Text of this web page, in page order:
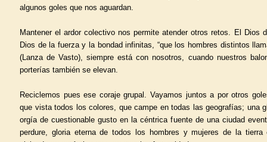
algunos goles que nos aguardan.
Mantener el ardor colectivo nos permite atender otros retos. El Dios
Dios de la fuerza y la bondad infinitas, “que los hombres distintos
(Lanza de Vasto), siempre está con nosotros, cuando nuestros
porterías también se elevan.
Reciclemos pues ese coraje grupal. Vayamos juntos a por otros
que vista todos los colores, que campe en todas las geografías; una
orgía de cuestionable gusto en la céntrica fuente de una ciudad
perdure, gloria eterna de todos los hombres y mujeres de la tierra